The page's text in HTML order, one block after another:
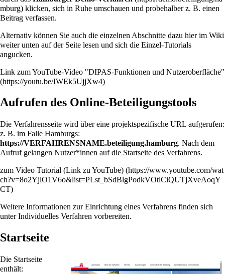
klicken, sich in Ruhe umschauen und probehalber z. B. einen
Beitrag verfassen.
Alternativ können Sie auch die einzelnen Abschnitte dazu hier im Wiki
weiter unten auf der Seite lesen und sich die Einzel-Tutorials
angucken.
Link zum YouTube-Video "DIPAS-Funktionen und Nutzeroberfläche"
Aufrufen des Online-Beteiligungstools
Die Verfahrensseite wird über eine projektspezifische URL aufgerufen:
z. B. im Falle Hamburgs:
https://VERFAHRENSNAME.beteiligung.hamburg. Nach dem
Aufruf gelangen Nutzer*innen auf die Startseite des Verfahrens.
zum Video Tutorial (Link zu YouTube)
Weitere Informationen zur Einrichtung eines Verfahrens finden sich
unterIndividuelles Verfahren vorbereiten.
Startseite
Die Startseite
enthält: